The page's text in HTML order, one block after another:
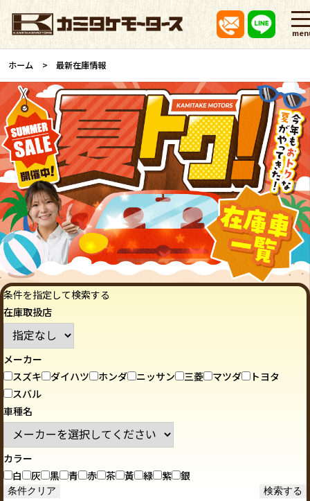
ホーム 最新在庫情報
条件を指定して検索する
在庫取扱店
メーカー
スズキ
ダイハツ ホンダ ニッサン 三菱 マツダ
トヨタ
スバル
車種名
カラー
白
灰 黒 青 赤 茶 黃 緑 紫 銀